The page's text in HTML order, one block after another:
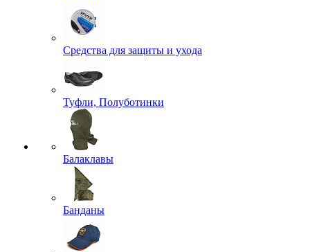
Средства для защиты и ухода
Туфли, Полуботинки
Балаклавы
Банданы